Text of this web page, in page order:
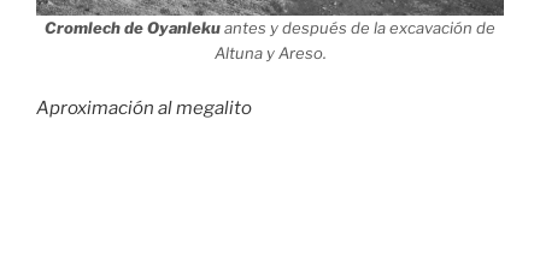
Cromlech de Oyanlekuantes y después de la excavación de
Altuna y Areso.
Aproximación al megalito